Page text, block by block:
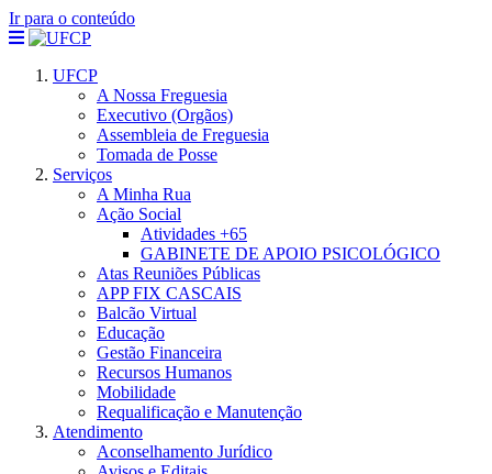
Ir para o conteúdo
UFCP
A Nossa Freguesia
Executivo (Orgãos)
Assembleia de Freguesia
Tomada de Posse
Serviços
A Minha Rua
Ação Social
Atividades +65
GABINETE DE APOIO PSICOLÓGICO
Atas Reuniões Públicas
APP FIX CASCAIS
Balcão Virtual
Educação
Gestão Financeira
Recursos Humanos
Mobilidade
Requalificação e Manutenção
Atendimento
Aconselhamento Jurídico